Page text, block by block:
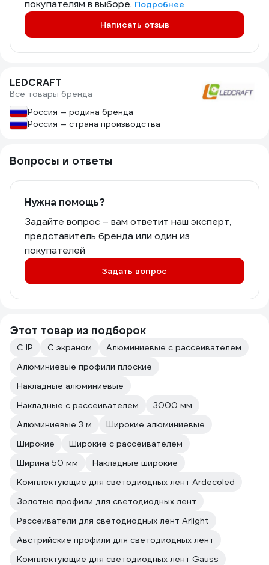
покупателям в выборе. Подробнее
Написать отзыв
LEDCRAFT
Все товары бренда
Россия — родина бренда
Россия — страна производства
Вопросы и ответы
Нужна помощь?
Задайте вопрос – вам ответит наш эксперт,
представитель бренда или один из
покупателей
Задать вопрос
Этот товар из подборок
С IP С экраном
Алюминиевые с рассеивателем
Алюминиевые профили плоские
Накладные алюминиевые
Накладные с рассеивателем
3000 мм
Алюминиевые 3 м
Широкие алюминиевые
Широкие
Широкие с рассеивателем
Ширина 50 мм
Накладные широкие
Комплектующие для светодиодных лент Ardecoled
Золотые профили для светодиодных лент
Рассеиватели для светодиодных лент Arlight
Австрийские профили для светодиодных лент
Комплектующие для светодиодных лент Gauss